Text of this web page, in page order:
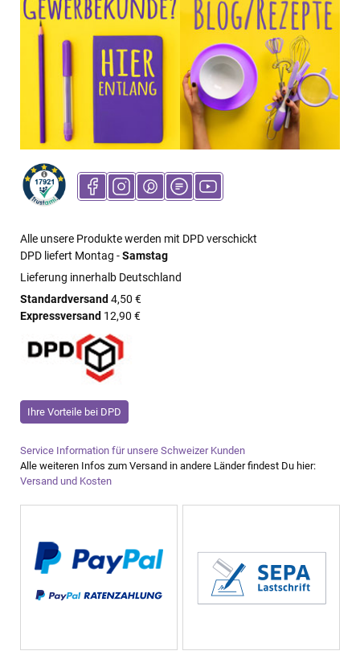
Alle unsere Produkte werden mit DPD verschickt
DPD liefert Montag -Samstag
Lieferung innerhalb Deutschland
Standardversand 4,50 €
Expressversand 12,90 €
Ihre Vorteile bei DPD
Service Information für unsere Schweizer Kunden
Alle weiteren Infos zum Versand in andere Länder findest Du hier:
Versand und Kosten